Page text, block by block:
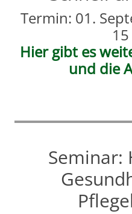
Termin: 01.
Hier gibt es
und die
Seminar: